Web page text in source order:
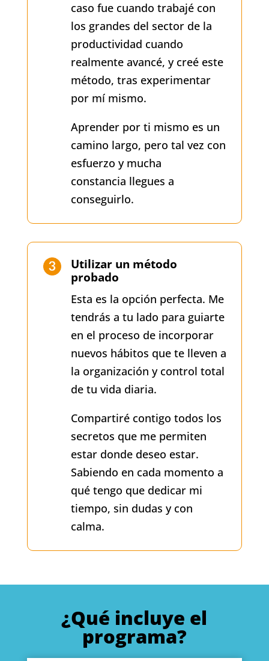
caso fue cuando trabajé con
los grandes del sector de la
productividad cuando
realmente avancé, y creé este
método, tras experimentar
por mí mismo.
Aprender por ti mismo es un
camino largo, pero tal vez con
esfuerzo y mucha
constancia llegues a
conseguirlo.
Utilizar un método
probado
Esta es la opción perfecta. Me
tendrás a tu lado para guiarte
en el proceso de incorporar
nuevos hábitos que te lleven a
la organización y control total
de tu vida diaria.
Compartiré contigo todos los
secretos que me permiten
estar donde deseo estar.
Sabiendo en cada momento a
qué tengo que dedicar mi
tiempo, sin dudas y con
calma.
¿Qué incluye el
programa?